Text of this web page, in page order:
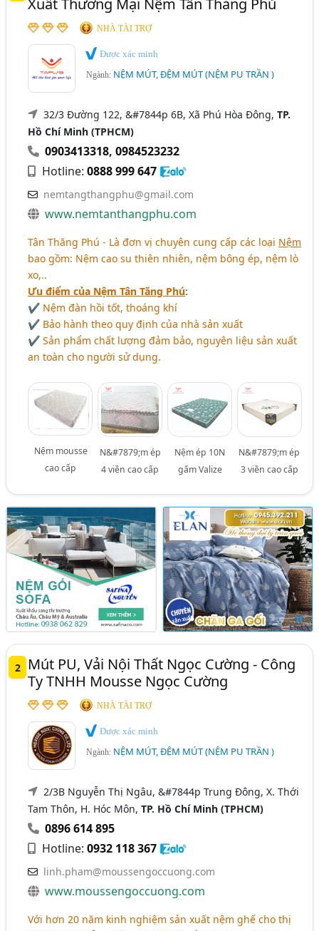
NHÀ TÀI TRỢ
Được xác minh
Ngành: NỆM MÚT, ĐỆM MÚT (NỆM PU TRẦN )
32/3 Đường 122, &#7844p 6B, Xã Phú Hòa Đông,TP.
Hồ Chí Minh (TPHCM)
0903413318,0984523232
Hotline:0888 999 647
nemtangthangphu@gmail.com
www.nemtanthangphu.com
Tân Thăng Phú - Là đơn vị chuyên cung cấp các loại Nệm
bao gồm: Nệm cao su thiên nhiên, nệm bông ép, nệm lò
xo,..
Ưu điểm của Nệm Tân Tăng Phú:
✔ Nệm đàn hồi tốt, thoáng khí
✔ Bảo hành theo quy định của nhà sản xuất
✔ Sản phẩm chất lượng đảm bảo, nguyên liệu sản xuất
an toàn cho người sử dụng.
Nệm mousse
cao cấp
N&#7879;m ép
4 viền cao cấp
Nệm ép 10N
gấm Valize
N&#7879;m ép
3 viền cao cấp
2
Mút PU, Vải Nội Thất Ngọc Cường - Công
Ty TNHH Mousse Ngọc Cường
NHÀ TÀI TRỢ
Được xác minh
Ngành: NỆM MÚT, ĐỆM MÚT (NỆM PU TRẦN )
2/3B Nguyễn Thị Ngâu, &#7844p Trung Đông, X. Thới
Tam Thôn, H. Hóc Môn,TP. Hồ Chí Minh (TPHCM)
0896 614 895
Hotline:0932 118 367
linh.pham@moussengoccuong.com
www.moussengoccuong.com
Với hơn 20 năm kinh nghiệm sản xuất nệm ghế cho thị